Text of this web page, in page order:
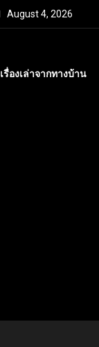
August 4, 2026
เรื่องเล่าจากทางบ้าน